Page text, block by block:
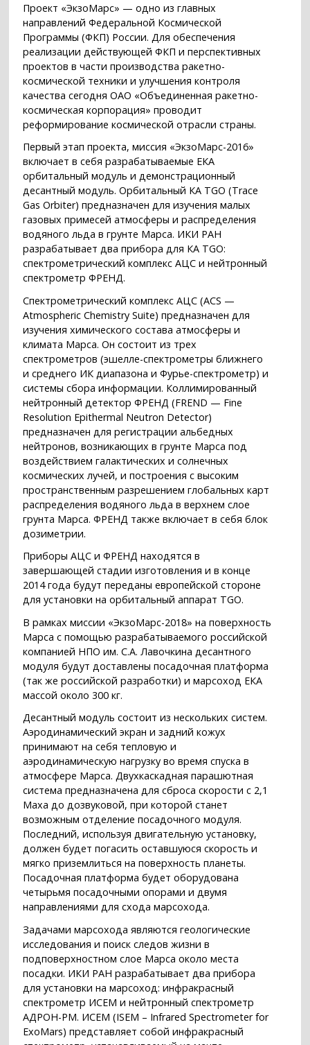
Проект «ЭкзоМарс» — одно из главных
направлений Федеральной Космической
Программы (ФКП) России. Для обеспечения
реализации действующей ФКП и перспективных
проектов в части производства ракетно-
космической техники и улучшения контроля
качества сегодня ОАО «Объединенная ракетно-
космическая корпорация» проводит
реформирование космической отрасли страны.
Первый этап проекта, миссия «ЭкзоМарс-2016»
включает в себя разрабатываемые ЕКА
орбитальный модуль и демонстрационный
десантный модуль. Орбитальный КА TGO (Trace
Gas Orbiter) предназначен для изучения малых
газовых примесей атмосферы и распределения
водяного льда в грунте Марса. ИКИ РАН
разрабатывает два прибора для КА TGO:
спектрометрический комплекс АЦС и нейтронный
спектрометр ФРЕНД.
Спектрометрический комплекс АЦС (ACS —
Atmospheric Chemistry Suite) предназначен для
изучения химического состава атмосферы и
климата Марса. Он состоит из трех
спектрометров (эшелле-спектрометры ближнего
и среднего ИК диапазона и Фурье-спектрометр) и
системы сбора информации. Коллимированный
нейтронный детектор ФРЕНД (FREND — Fine
Resolution Epithermal Neutron Detector)
предназначен для регистрации альбедных
нейтронов, возникающих в грунте Марса под
воздействием галактических и солнечных
космических лучей, и построения с высоким
пространственным разрешением глобальных карт
распределения водяного льда в верхнем слое
грунта Марса. ФРЕНД также включает в себя блок
дозиметрии.
Приборы АЦС и ФРЕНД находятся в
завершающей стадии изготовления и в конце
2014 года будут переданы европейской стороне
для установки на орбитальный аппарат TGO.
В рамках миссии «ЭкзоМарс-2018» на поверхность
Марса с помощью разрабатываемого российской
компанией НПО им. С.А. Лавочкина десантного
модуля будут доставлены посадочная платформа
(так же российской разработки) и марсоход ЕКА
массой около 300 кг.
Десантный модуль состоит из нескольких систем.
Аэродинамический экран и задний кожух
принимают на себя тепловую и
аэродинамическую нагрузку во время спуска в
атмосфере Марса. Двухкаскадная парашютная
система предназначена для сброса скорости с 2,1
Маха до дозвуковой, при которой станет
возможным отделение посадочного модуля.
Последний, используя двигательную установку,
должен будет погасить оставшуюся скорость и
мягко приземлиться на поверхность планеты.
Посадочная платформа будет оборудована
четырьмя посадочными опорами и двумя
направлениями для схода марсохода.
Задачами марсохода являются геологические
исследования и поиск следов жизни в
подповерхностном слое Марса около места
посадки. ИКИ РАН разрабатывает два прибора
для установки на марсоход: инфракрасный
спектрометр ИСЕМ и нейтронный спектрометр
АДРОН-РМ. ИСЕМ (ISEM – Infrared Spectrometer for
ExoMars) представляет собой инфракрасный